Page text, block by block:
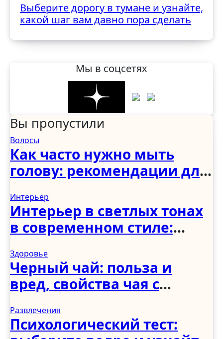
Выберите дорогу в тумане и узнайте,
какой шаг вам давно пора сделать
Мы в соцсетях
Вы пропустили
Волосы
Как часто нужно мыть
голову: рекомендации для
Интерьер
Интерьер в светлых тонах
в современном стиле:
прихожая и коридор
Здоровье
Черный чай: польза и
вред, свойства чая с
Развлечения
Психологический тест: